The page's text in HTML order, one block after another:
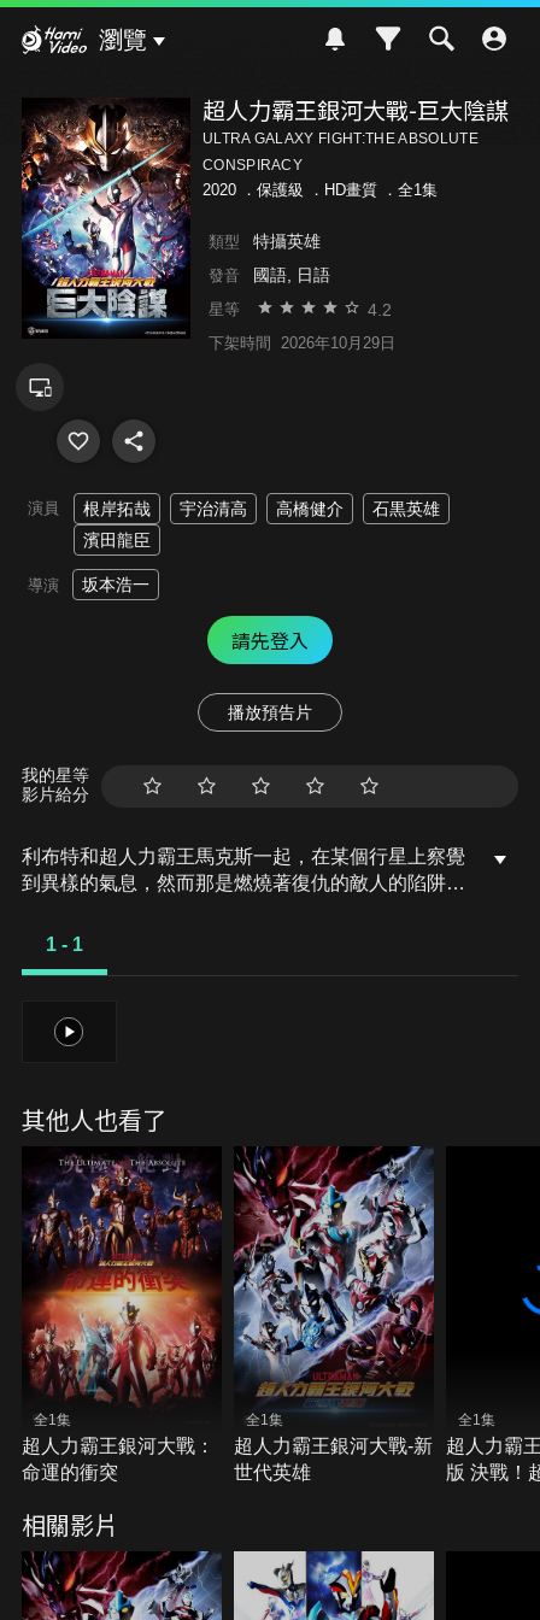
瀏覽
超人力霸王銀河大戰-巨大陰謀
ULTRA GALAXY FIGHT:THE ABSOLUTE
CONSPIRACY
2020 ． 保護級 ．HD畫質 ．全1集
類型 特攝英雄
發音 國語, 日語
星等 4.2
下架時間 2026年10月29日
演員 根岸拓哉 宇治清高 高橋健介
石黒英雄
濱田龍臣
導演 坂本浩一
請先登入
播放預告片
我的星等
影片給分
利布特和超人力霸王馬克斯一起，在某個行星上察覺
到異樣的氣息，然而那是燃燒著復仇的敵人的陷阱。
尤莉安、索拉在行星伽農也被魯格賽特襲擊。
1 - 1
1
其他人也看了
全1集
超人力霸王銀河大戰：
命運的衝突
全1集
超人力霸王銀河大戰-新
世代英雄
全1集
超人力霸
版 決戰！
相關影片